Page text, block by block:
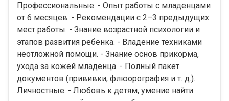
Профессиональные: - Опыт работы с младенцами
от 6 месяцев. - Рекомендации с 2–3 предыдущих
мест работы. - Знание возрастной психологии и
этапов развития ребёнка. - Владение техниками
неотложной помощи. - Знание основ прикорма,
ухода за кожей младенца. - Полный пакет
документов (прививки, флюорография и т. д.).
Личностные: - Любовь к детям, умение найти